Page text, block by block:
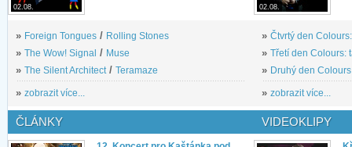
02.08.
» Foreign Tongues / Rolling Stones
» The Wow! Signal / Muse
» The Silent Architect/ Teramaze
» zobrazit více...
02.08.
» Čtvrtý den
» Třetí den Colours:
» Druhý den
» zobrazit více...
ČLÁNKY VIDEOKLIPY